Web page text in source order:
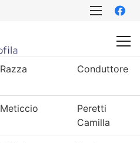
Razza Conduttore
Meticcio
Peretti
Camilla